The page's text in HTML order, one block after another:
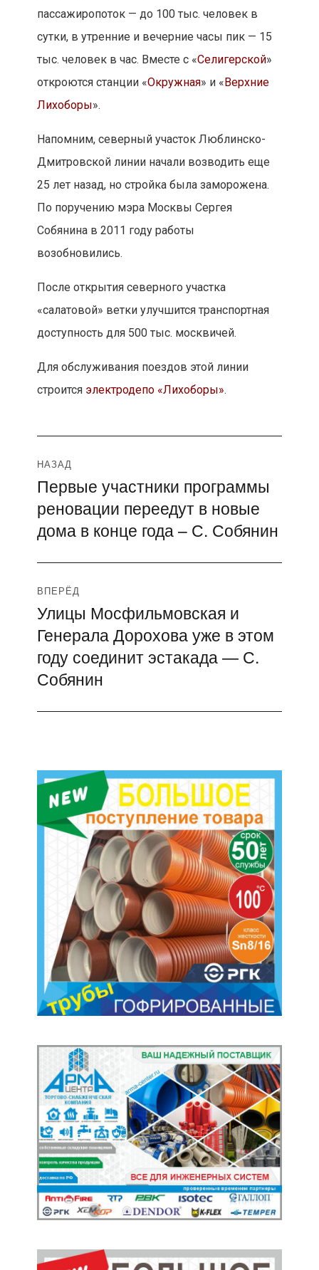
пассажиропоток — до 100 тыс. человек в
сутки, в утренние и вечерние часы пик — 15
тыс. человек в час. Вместе с «Селигерской»
откроются станции «Окружная» и « Верхние
Лихоборы».
Напомним, северный участок Люблинско-
Дмитровской линии начали возводить еще
25 лет назад, но стройка была заморожена.
По поручению мэра Москвы Сергея
Собянина в 2011 году работы
возобновились.
После открытия северного участка
«салатовой» ветки улучшится транспортная
доступность для 500 тыс. москвичей.
Для обслуживания поездов этой линии
строится электродепо «Лихоборы».
Навигация
по
записям
НАЗАД
Предыдущая
запись:
Первые участники программы
реновации переедут в новые
дома в конце года – С. Собянин
ВПЕРЁД
Следующая
запись:
Улицы Мосфильмовская и
Генерала Дорохова уже в этом
году соединит эстакада — С.
Собянин